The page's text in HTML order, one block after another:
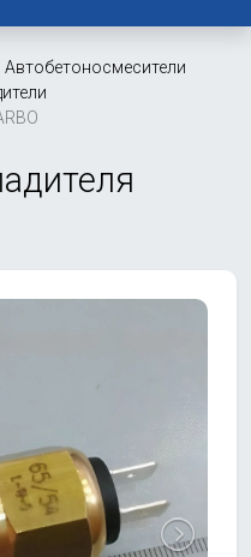
Автобетоносмесители